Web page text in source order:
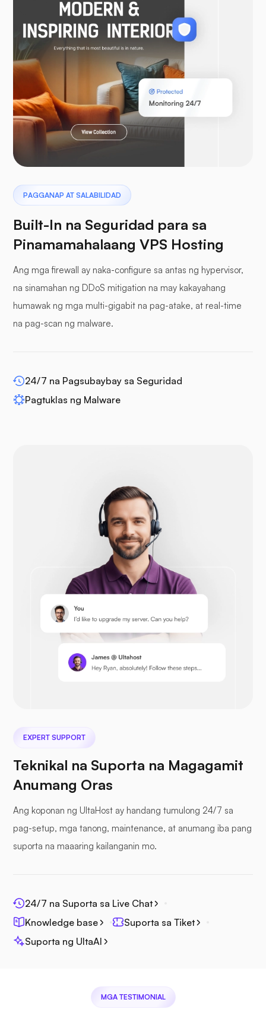
WooCommerce
Laravel
Pterodactyl
mga buffer panel
Opencart
Prestashop
Seafile
Photoprism
PAGGANAP AT SALABILIDAD
Built-In na Seguridad para sa
Pinamamahalaang VPS Hosting
Ang mga firewall ay naka-configure sa antas ng hypervisor,
na sinamahan ng DDoS mitigation na may kakayahang
humawak ng mga multi-gigabit na pag-atake, at real-time
na pag-scan ng malware.
24/7 na Pagsubaybay sa Seguridad
Pagtuklas ng Malware
EXPERT SUPPORT
Teknikal na Suporta na Magagamit
Anumang Oras
Ang koponan ng UltaHost ay handang tumulong 24/7 sa
pag-setup, mga tanong, maintenance, at anumang iba pang
suporta na maaaring kailanganin mo.
24/7 na Suporta sa Live Chat
Knowledge base
Suporta sa Tiket
Suporta ng UltaAI
MGA TESTIMONIAL